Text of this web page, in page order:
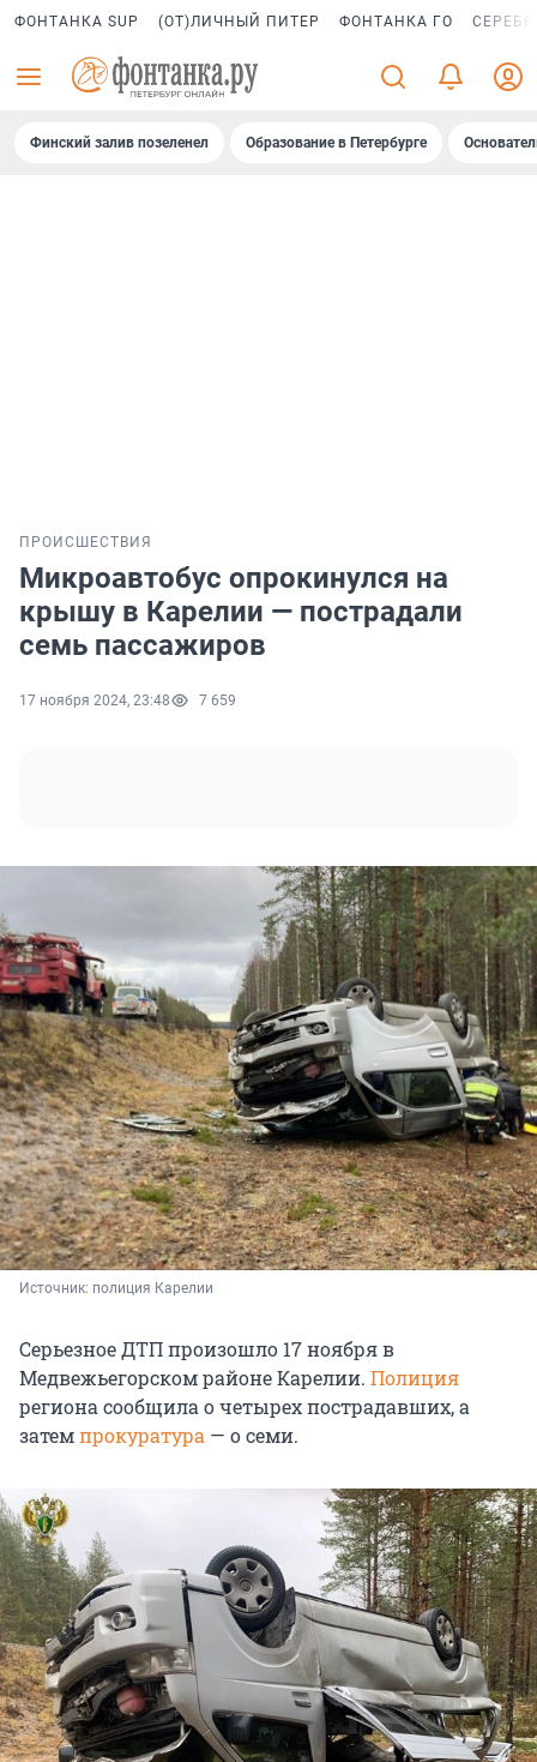
ФОНТАНКА SUP (ОТ)ЛИЧНЫЙ ПИТЕР ФОНТАНКА ГО
Финский залив позеленел Образование в Петербурге
ПРОИСШЕСТВИЯ
Микроавтобус опрокинулся на
крышу в Карелии — пострадали
семь пассажиров
17 ноября 2024, 23:48 7 659
Источник: полиция Карелии
Серьезное ДТП произошло 17 ноября в
Медвежьегорском районе Карелии. Полиция
региона сообщила о четырех пострадавших, а
затемпрокуратура — о семи.